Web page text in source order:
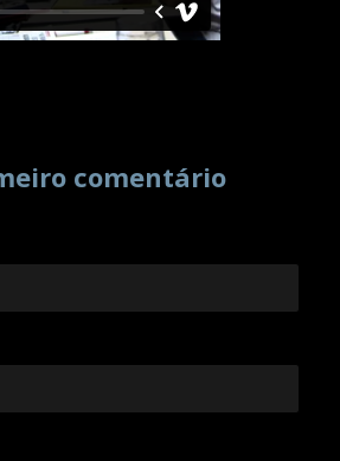
comentário